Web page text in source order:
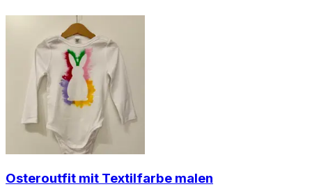
Osteroutfit mit Textilfarbe malen